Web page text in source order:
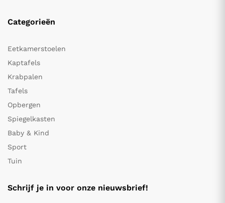
Categorieën
Eetkamerstoelen
Kaptafels
Krabpalen
Tafels
Opbergen
Spiegelkasten
Baby & Kind
Sport
Tuin
Schrijf je in voor onze nieuwsbrief!